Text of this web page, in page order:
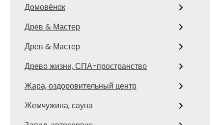
Домовёнок
Древ & Мастер
Древ & Мастер
Древо жизни, СПА-пространство
Жара, оздоровительный центр
Жемчужина, сауна